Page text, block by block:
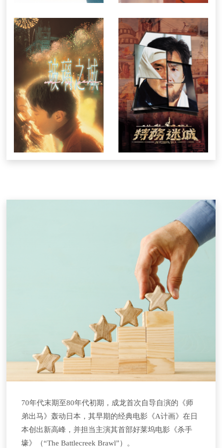
70年代末期至80年代初期，成龙首次自导自演的《师
弟出马》轰动日本，其早期的经典电影《A计画》在日
本创出新高峰，并担当主演其首部好莱坞电影《杀手
壕》（“The Battlecreek Brawl”）。